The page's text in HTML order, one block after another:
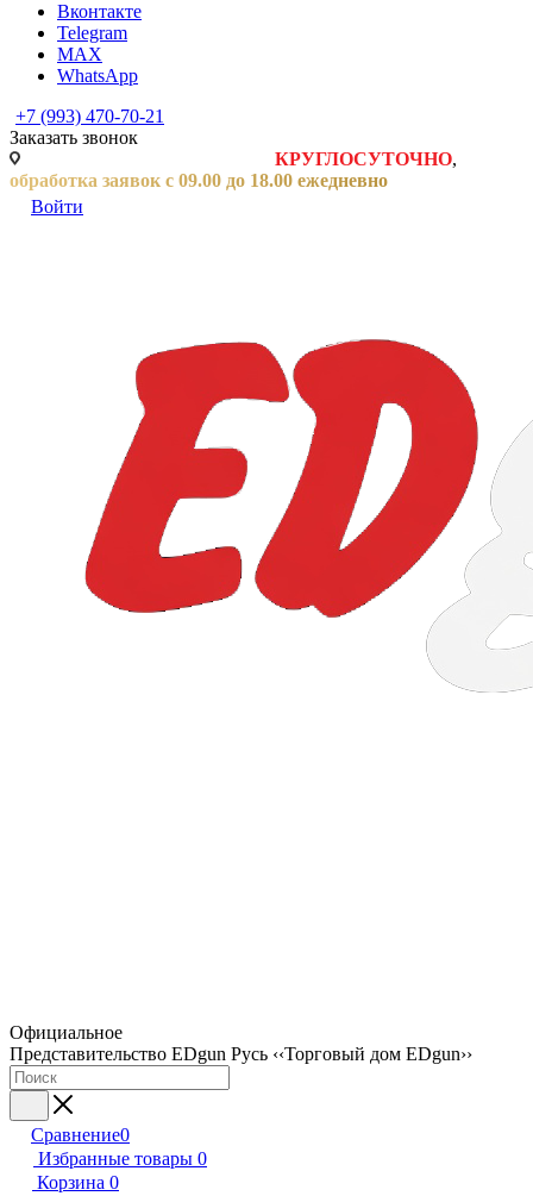
Вконтакте
Telegram
MAX
WhatsApp
+7 (993) 470-70-21
Заказать звонок
КРУГЛОСУТОЧНО,
обработка заявок с 09.00 до 18.00 ежедневно
Войти
Официальное
Представительство EDgun Русь ‹‹Торговый дом EDgun››
Сравнение0
Избранные товары 0
Корзина 0